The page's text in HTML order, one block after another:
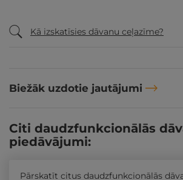
Kā izskatīsies dāvanu ceļazīme?
Biežāk uzdotie jautājumi
Citi daudzfunkcionālās
piedāvājumi:
Pārskatīt citus daudzfunkcionālās